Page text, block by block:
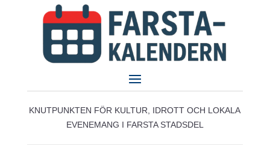
KNUTPUNKTEN FÖR KULTUR, IDROTT OCH LOKALA
EVENEMANG I FARSTA STADSDEL